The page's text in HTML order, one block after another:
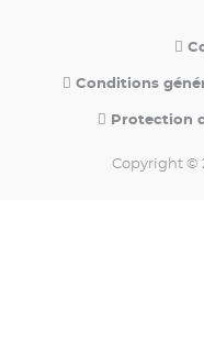
Conditions
Protection
Copyright ©